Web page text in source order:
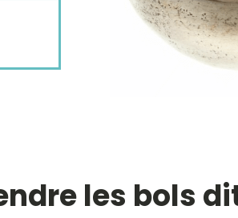
les bols